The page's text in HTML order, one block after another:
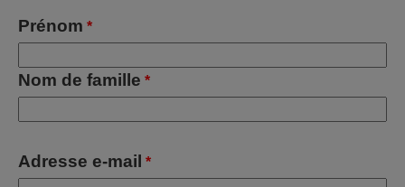
Prénom *
Nom de famille *
Adresse e-mail *